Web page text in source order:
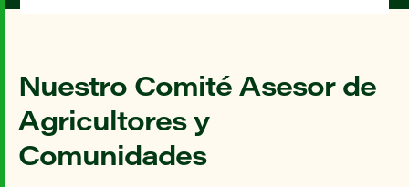
Nuestro Comité Asesor de
Agricultores y
Comunidades